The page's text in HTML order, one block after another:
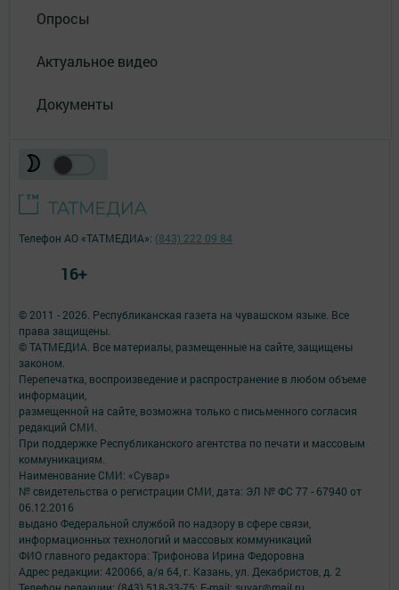
Опросы
Актуальное видео
Документы
© 2011 - 2026. Республиканская газета на чувашском языке. Все
права защищены.
© ТАТМЕДИА. Все материалы, размещенные на сайте, защищены
законом.
Перепечатка, воспроизведение и распространение в любом объеме
информации,
размещенной на сайте, возможна только с письменного согласия
редакций СМИ.
При поддержке Республиканского агентства по печати и массовым
коммуникациям.
Наименование СМИ: «Сувар»
№ свидетельства о регистрации СМИ, дата: ЭЛ № ФС 77 - 67940 от
06.12.2016
выдано Федеральной службой по надзору в сфере связи,
информационных технологий и массовых коммуникаций
ФИО главного редактора: Трифонова Ирина Федоровна
Адрес редакции: 420066, а/я 64, г. Казань, ул. Декабристов, д. 2
Телефон редакции: (843) 518-33-75; E-mail: suvar@mail.ru
Телефон АО «ТАТМЕДИА»: (843) 222 09 84
16+